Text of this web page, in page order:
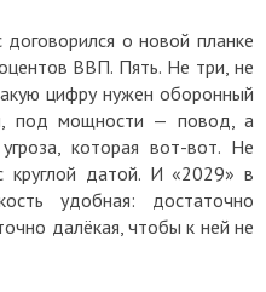
о новой планке
ВВП. Пять. Не три, не
цифру нужен оборонный
под мощности — повод, а
которая вот-вот. Не
круглой датой. И «2029» в
удобная: достаточно
далёкая, чтобы к ней не